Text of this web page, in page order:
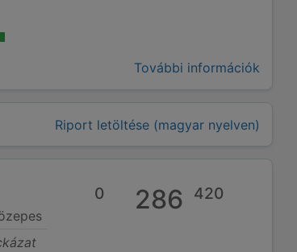
További információk
Riport letöltése (magyar nyelven)
0 286 420